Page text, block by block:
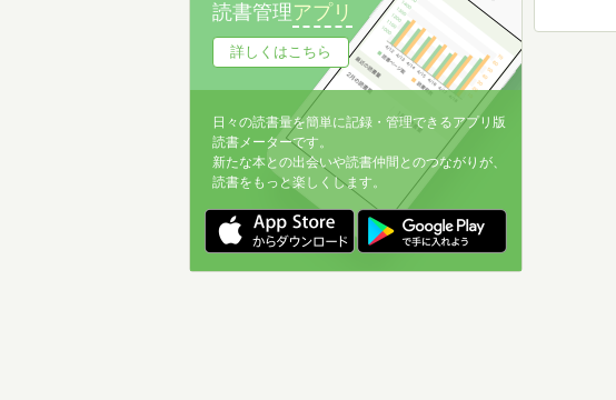
読書管理アプリ
詳しくはこちら
日々の読書量を簡単に記録・管理できるアプリ版
読書メーターです。
新たな本との出会いや読書仲間とのつながりが、
読書をもっと楽しくします。